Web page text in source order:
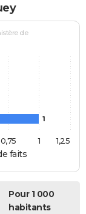
faits
de
1
1
0,75 1,25
Pour 1 000
habitants